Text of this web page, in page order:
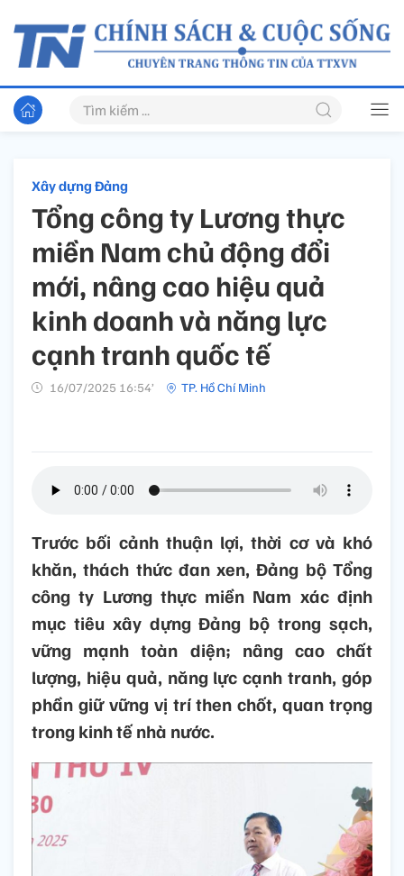
Xây dựng Đảng
Tổng công ty Lương thực
miền Nam chủ động đổi
mới, nâng cao hiệu quả
kinh doanh và năng lực
cạnh tranh quốc tế
16/07/2025 16:54’ TP. Hồ Chí Minh
Trước bối cảnh thuận lợi, thời cơ và khó
khăn, thách thức đan xen, Đảng bộ Tổng
công ty Lương thực miền Nam xác định
mục tiêu xây dựng Đảng bộ trong sạch,
vững mạnh toàn diện; nâng cao chất
lượng, hiệu quả, năng lực cạnh tranh, góp
phần giữ vững vị trí then chốt, quan trọng
trong kinh tế nhà nước.